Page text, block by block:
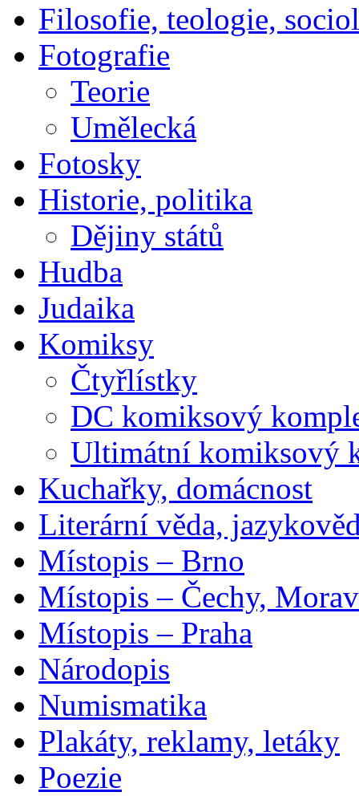
Filosofie, teologie,
Fotografie
Teorie
Umělecká
Fotosky
Historie, politika
Dějiny států
Hudba
Judaika
Komiksy
Čtyřlístky
DC komiksový
Ultimátní komiksový
Kuchařky, domácnost
Literární věda,
Místopis – Brno
Místopis – Čechy,
Místopis – Praha
Národopis
Numismatika
Plakáty, reklamy, letáky
Poezie